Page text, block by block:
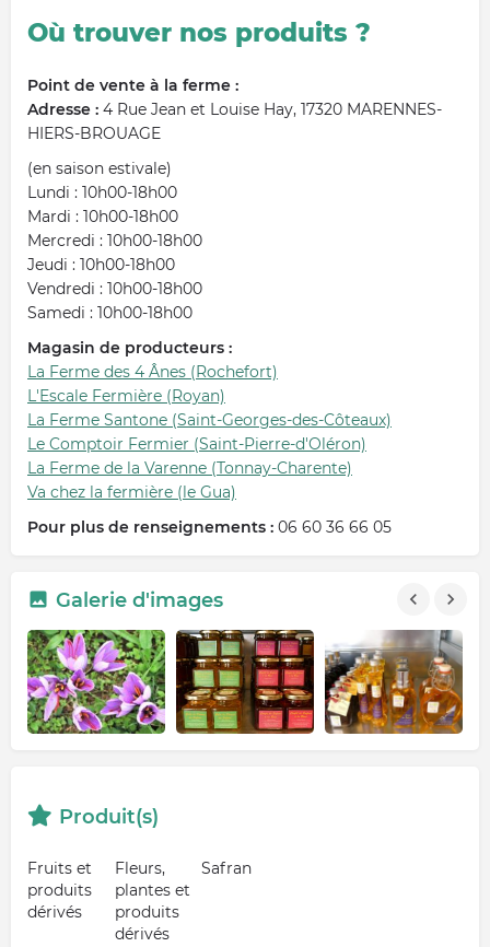
Où trouver nos produits ?
Point de vente à la ferme :
Adresse : 4 Rue Jean et Louise Hay, 17320 MARENNES-
HIERS-BROUAGE
(en saison estivale)
Lundi : 10h00-18h00
Mardi : 10h00-18h00
Mercredi : 10h00-18h00
Jeudi : 10h00-18h00
Vendredi : 10h00-18h00
Samedi : 10h00-18h00
Magasin de producteurs :
La Ferme des 4 Ânes (Rochefort)
L'Escale Fermière (Royan)
La Ferme Santone (Saint-Georges-des-Côteaux)
Le Comptoir Fermier (Saint-Pierre-d'Oléron)
La Ferme de la Varenne (Tonnay-Charente)
Va chez la fermière (le Gua)
Pour plus de renseignements : 06 60 36 66 05
Galerie d'images
Produit(s)
Fruits et
produits
dérivés
Fleurs,
plantes et
produits
dérivés
Safran